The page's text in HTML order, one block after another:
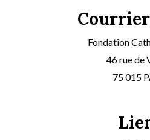
Fondation
46 rue de
75 015